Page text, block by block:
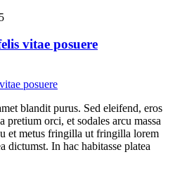
vitae posuere
blandit purus. Sed eleifend, eros
pretium orci, et sodales arcu massa
et metus fringilla ut fringilla lorem
dictumst. In hac habitasse platea